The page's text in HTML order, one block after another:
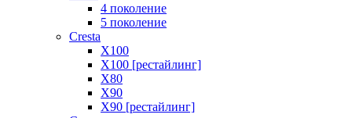
4 поколение
5 поколение
Cresta
X100
X100 [рестайлинг]
X80
X90
X90 [рестайлинг]